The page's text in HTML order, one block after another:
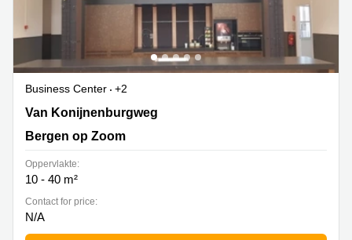
Business Center
+2
Van Konijnenburgweg 24, Bergen op Zoom
Van Konijnenburgweg
Bergen op Zoom
Oppervlakte:
10 - 40 m²
Contact for price:
N/A